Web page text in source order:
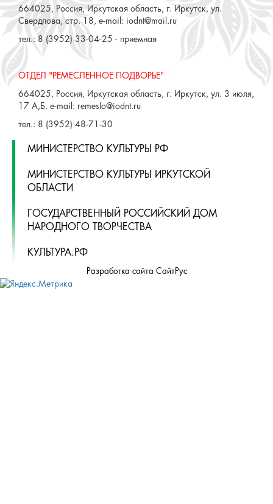
664025, Россия, Иркутская область, г. Иркутск, ул.
Свердлова, стр. 18, e-mail: iodnt@mail.ru
тел.: 8 (3952) 33-04-25 - приемная
ОТДЕЛ "РЕМЕСЛЕННОЕ ПОДВОРЬЕ"
664025, Россия, Иркутская область, г. Иркутск, ул. 3 июля,
17 А,Б. e-mail: remeslo@iodnt.ru
тел.: 8 (3952) 48-71-30
МИНИСТЕРСТВО КУЛЬТУРЫ РФ
МИНИСТЕРСТВО КУЛЬТУРЫ ИРКУТСКОЙ
ОБЛАСТИ
ГОСУДАРСТВЕННЫЙ РОССИЙСКИЙ ДОМ
НАРОДНОГО ТВОРЧЕСТВА
КУЛЬТУРА.РФ
Разработка сайта СайтРус